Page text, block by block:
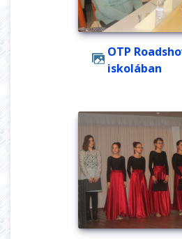
OTP Roadshow az
iskolában